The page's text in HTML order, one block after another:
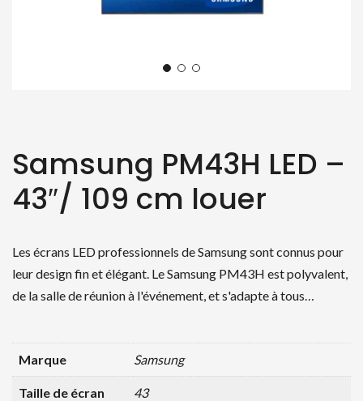
Samsung PM43H LED –
43″/ 109 cm louer
Les écrans LED professionnels de Samsung sont connus pour
leur design fin et élégant. Le Samsung PM43H est polyvalent,
de la salle de réunion à l'événement, et s'adapte à tous…
Marque Samsung
Taille de écran 43